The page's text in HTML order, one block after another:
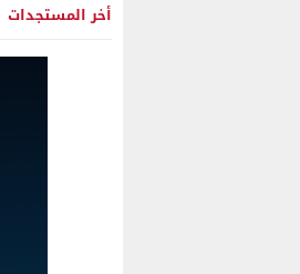
أخر المستجدات